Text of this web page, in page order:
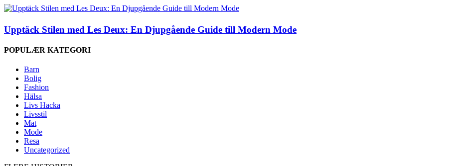
Upptäck Stilen med Les Deux: En Djupgående Guide till Modern Mode
POPULÆR KATEGORI
Barn
Bolig
Fashion
Hälsa
Livs Hacka
Livsstil
Mat
Mode
Resa
Uncategorized